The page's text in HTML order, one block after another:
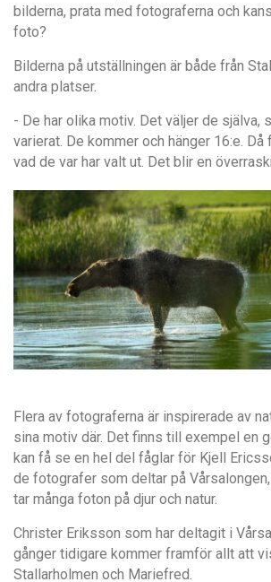
bilderna, prata med fotograferna och
foto?
Bilderna på utställningen är både från
andra platser.
- De har olika motiv. Det väljer de själva,
varierat. De kommer och hänger 16:e. Då
vad de var har valt ut. Det blir en
Flera av fotograferna är inspirerade av
sina motiv där. Det finns till exempel en
kan få se en hel del fåglar för Kjell
de fotografer som deltar på
tar många foton på djur och natur.
Christer Eriksson som har deltagit i
gånger tidigare kommer framför allt att
Stallarholmen och Mariefred.